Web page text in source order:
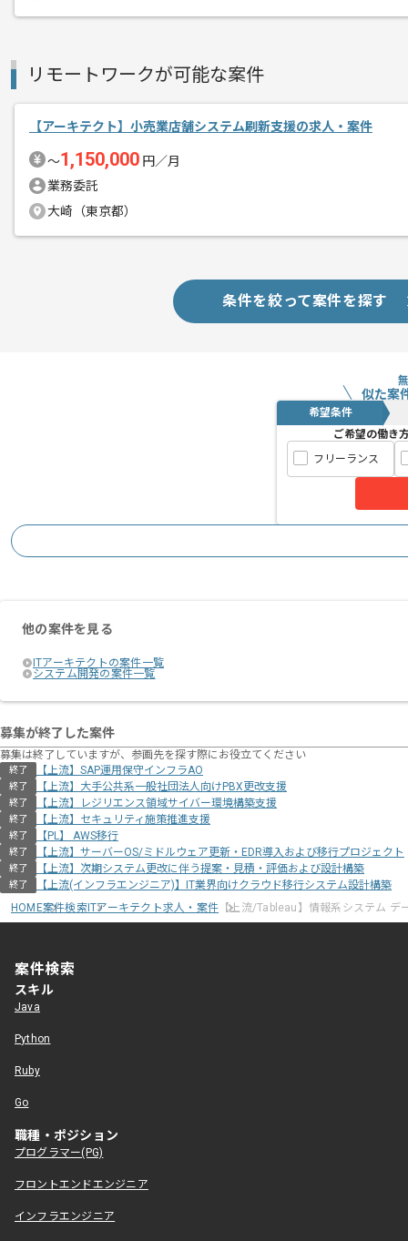
経験豊富なエンジニアと成長が出来る
リモートワークが可能な案件
【アーキテクト】小売業店舗システム刷新支援の求人・案件
〜1,150,000 円／月
業務委託
大崎（東京都）
条件を絞って案件を探す
似た案
希望条件
ご希望の働き
フリーランス
他の案件を見る
ITアーキテクトの案件一覧
システム開発の案件一覧
募集が終了した案件
募集は終了していますが、参画先を探す際にお役立てください
終了 【上流】SAP運用保守インフラAO
終了 【上流】大手公共系一般社団法人向けPBX更改支援
終了 【上流】レジリエンス領域サイバー環境構築支援
終了 【上流】セキュリティ施策推進支援
終了 【PL】 AWS移行
終了 【上流】サーバーOS/ミドルウェア更新・EDR導入および移行プロジェクト
終了 【上流】次期システム更改に伴う提案・見積・評価および設計構築
終了
【上流(インフラエンジニア)】IT業界向けクラウド移行システム設計構築
HOME案件検索ITアーキテクト求人・案件 【上流/Tableau】情報系システム デ
案件検索
スキル
Java
Python
Ruby
Go
職種・ポジション
プログラマー(PG)
フロントエンドエンジニア
インフラエンジニア